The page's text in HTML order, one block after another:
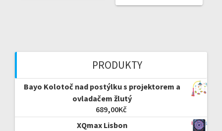
PRODUKTY
Bayo Kolotoč nad postýlku s projektorem a
ovladačem žlutý
689,00Kč
XQmax Lisbon